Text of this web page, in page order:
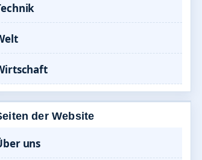
der Website
uns